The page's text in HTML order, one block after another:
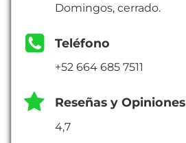
Domingos, cerrado.
Teléfono
+52 664 685 7511
Reseñas y Opiniones
4,7